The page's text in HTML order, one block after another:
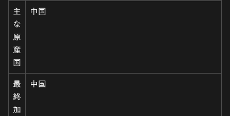
主
な
原
産
国
中国
最
終
加
中国